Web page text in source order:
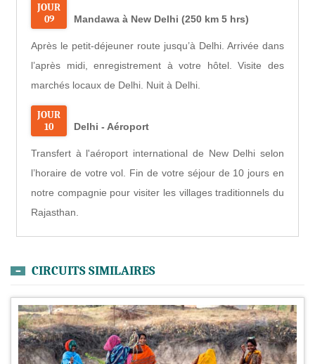
JOUR
09
Mandawa à New Delhi (250 km 5 hrs)
Après le petit-déjeuner route jusqu’à Delhi. Arrivée dans
l’après midi, enregistrement à votre hôtel. Visite des
marchés locaux de Delhi. Nuit à Delhi.
JOUR
10
Delhi - Aéroport
Transfert à l'aéroport international de New Delhi selon
l’horaire de votre vol. Fin de votre séjour de 10 jours en
notre compagnie pour visiter les villages traditionnels du
Rajasthan.
CIRCUITS SIMILAIRES